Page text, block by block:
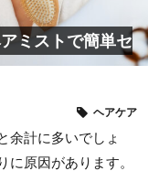
ミストで簡単セ
ヘアケア
余計に多いでしょ
に原因があります。